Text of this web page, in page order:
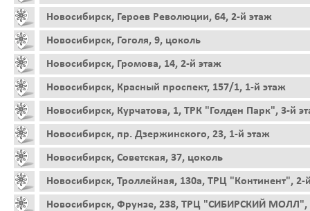
Новосибирск, Героев Революции, 64, 2-й этаж
Новосибирск, Гоголя, 9, цоколь
Новосибирск, Громова, 14, 2-й этаж
Новосибирск, Красный проспект, 157/1, 1-й этаж
Новосибирск, Курчатова, 1, ТРК "Голден Парк", 3-й
Новосибирск, пр. Дзержинского, 23, 1-й этаж
Новосибирск, Советская, 37, цоколь
Новосибирск, Троллейная, 130а, ТРЦ "Континент", 2-
Новосибирск, Фрунзе, 238, ТРЦ "СИБИРСКИЙ МОЛЛ",